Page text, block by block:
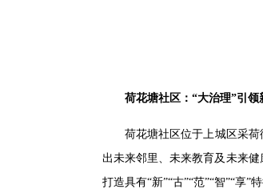
荷花塘社区：“大治理”引
荷花塘社区位于上城区采
出未来邻里、未来教育及未来
打造具有“新”“古”“范”“智”“享”